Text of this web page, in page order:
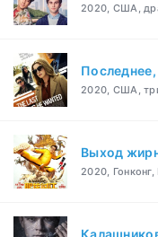
2020, США,
Последнее,
2020, США,
Выход
2020,